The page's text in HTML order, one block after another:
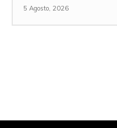
5 Agosto, 2026